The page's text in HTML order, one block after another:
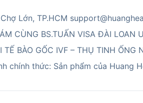
Lớn, TP.HCM
CÙNG BS.TUẤN VISA ĐÀI LOAN
BÀO GỐC IVF – THỤ TINH ỐNG
chính thức: Sản phẩm của Huang